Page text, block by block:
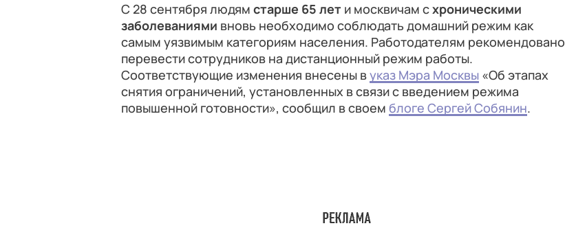
С 28 сентября людям старше 65 лет и москвичам схроническими
заболеваниями вновь необходимо соблюдать домашний режим как
самым уязвимым категориям населения. Работодателям рекомендовано
перевести сотрудников на дистанционный режим работы.
Соответствующие изменения внесены вуказ Мэра Москвы «Об этапах
снятия ограничений, установленных в связи с введением режима
повышенной готовности», сообщил в своем блоге Сергей Собянин.